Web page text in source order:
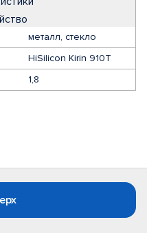
металл, стекло
HiSilicon Kirin 910T
1,8